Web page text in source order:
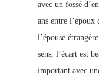
avec un fossé
ans entre l’époux
l’épouse
sens, l’écart est
important avec